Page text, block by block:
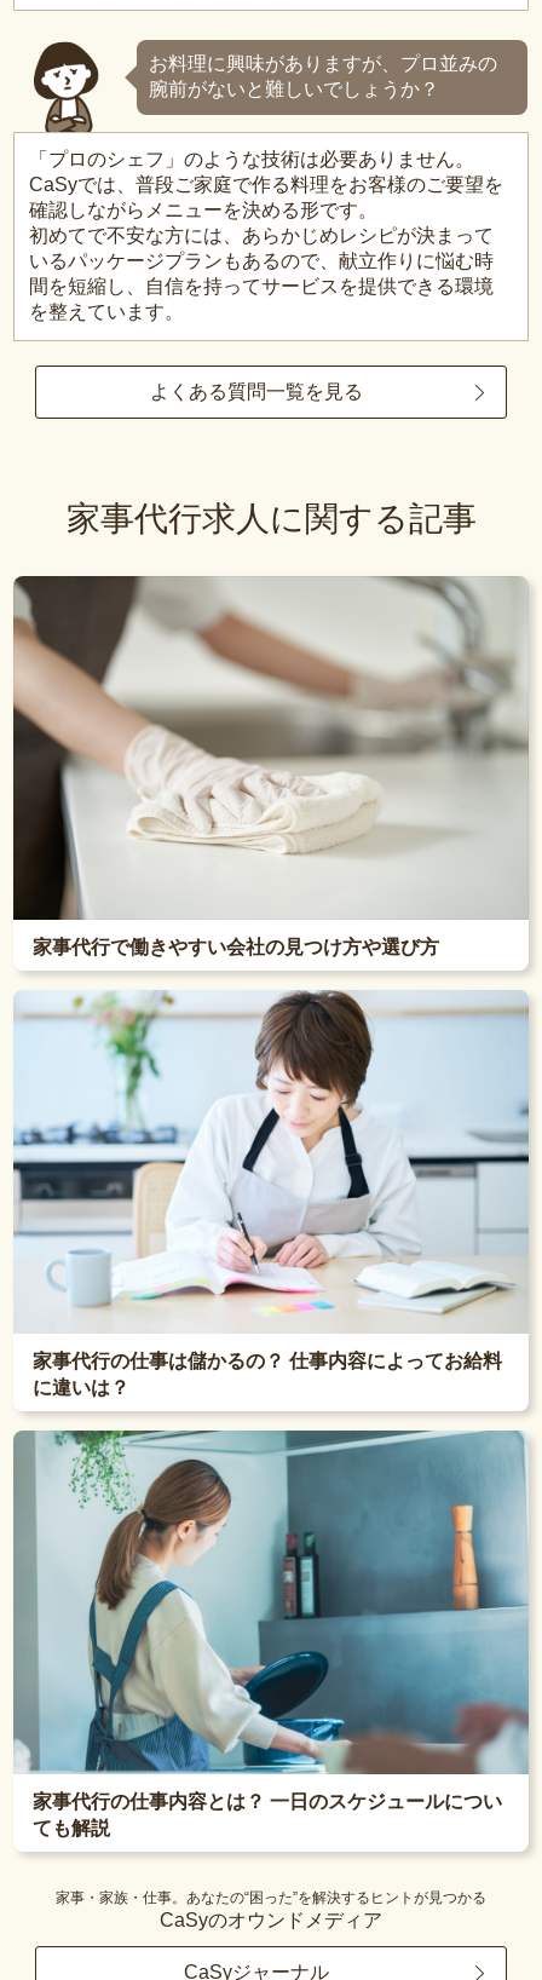
お料理に興味がありますが、プロ並みの
腕前がないと難しいでしょうか？
「プロのシェフ」のような技術は必要ありません。
CaSyでは、普段ご家庭で作る料理をお客様のご要望を
確認しながらメニューを決める形です。
初めてで不安な方には、あらかじめレシピが決まって
いるパッケージプランもあるので、献立作りに悩む時
間を短縮し、自信を持ってサービスを提供できる環境
を整えています。
よくある質問一覧を見る
家事代行求人に関する記事
家事代行で働きやすい会社の見つけ方や選び方
家事代行の仕事は儲かるの？ 仕事内容によってお給料
に違いは？
家事代行の仕事内容とは？ 一日のスケジュールについ
ても解説
家事・家族・仕事。あなたの“困った”を解決するヒントが見つかる
CaSyのオウンドメディア
CaSyジャーナル